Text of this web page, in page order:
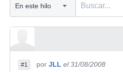
#1 por JLL el 31/08/2008